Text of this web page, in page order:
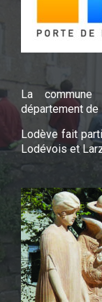
La
département de
Lodève fait
Lodévois et